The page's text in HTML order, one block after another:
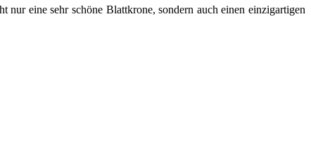
eine sehr schöne Blattkrone, sondern auch einen einzigartigen